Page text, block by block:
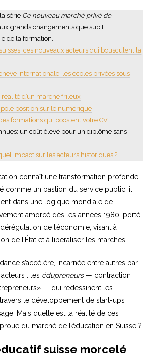
série Ce nouveau marché privé de
grands changements que subit
de la formation.
ces nouveaux acteurs qui bousculent la
internationale, les écoles privées sous
d’un marché frileux
pole position sur le numérique
formations qui boostent votre CV
un coût élevé pour un diplôme sans
impact sur les acteurs historiques ?
connaît une transformation profonde.
comme un bastion du service public, il
dans une logique mondiale de
amorcé dès les années 1980, porté
de l’économie, visant à
de l’État et à libéraliser les marchés.
s’accélère, incarnée entre autres par
: les édupreneurs— contraction
— qui redessinent les
le développement de start-ups
Mais quelle est la réalité de ces
du marché de l’éducation en Suisse ?
suisse morcelé